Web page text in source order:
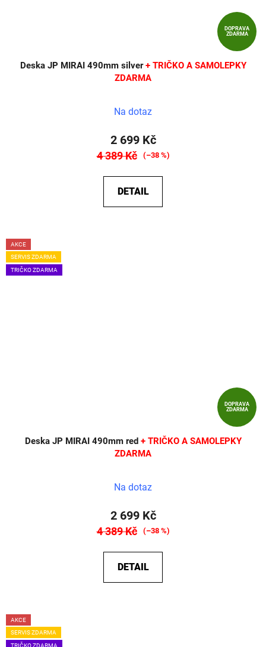
DOPRAVA
ZDARMA
Deska JP MIRAI 490mm silver+ TRIČKO A SAMOLEPKY
ZDARMA
Na dotaz
2 699 Kč
4 389 Kč (–38 %)
DETAIL
AKCE
SERVIS ZDARMA
TRIČKO ZDARMA
DOPRAVA
ZDARMA
Deska JP MIRAI 490mm red + TRIČKO A SAMOLEPKY
ZDARMA
Na dotaz
2 699 Kč
4 389 Kč (–38 %)
DETAIL
AKCE
SERVIS ZDARMA
TRIČKO ZDARMA